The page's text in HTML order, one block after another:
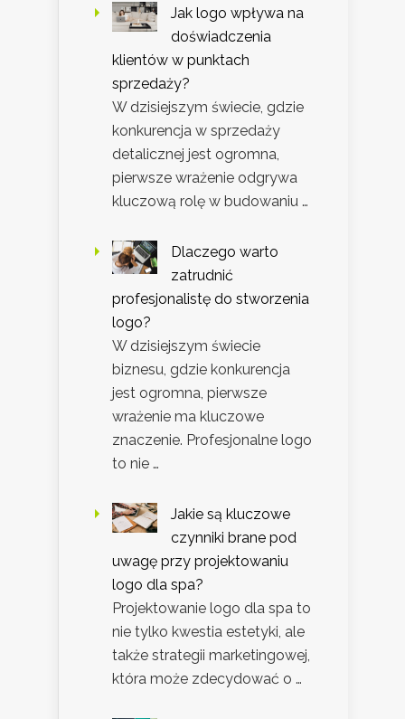
Jak logo wpływa na
doświadczenia
klientów w punktach
sprzedaży?
W dzisiejszym świecie, gdzie
konkurencja w sprzedaży
detalicznej jest ogromna,
pierwsze wrażenie odgrywa
kluczową rolę w budowaniu …
Dlaczego warto
zatrudnić
profesjonalistę do stworzenia
logo?
W dzisiejszym świecie
biznesu, gdzie konkurencja
jest ogromna, pierwsze
wrażenie ma kluczowe
znaczenie. Profesjonalne logo
to nie …
Jakie są kluczowe
czynniki brane pod
uwagę przy projektowaniu
logo dla spa?
Projektowanie logo dla spa to
nie tylko kwestia estetyki, ale
także strategii marketingowej,
która może zdecydować o …